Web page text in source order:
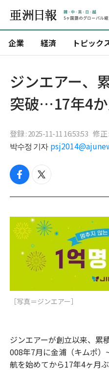
企業 経済 トピック
ジンエアー、
突破…17年4
登録 : 2025-11-11 16:53:53 修正
박수정 기자
f
c
b
o
o
t
i
t
e
r
［写真＝ジンエアー］
ジンエアーが創立以来、累
008年7月に金浦（キムポ
航を始めてから17年4ヶ月ぶ